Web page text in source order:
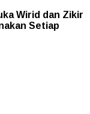
Wirid dan Zikir
Setiap